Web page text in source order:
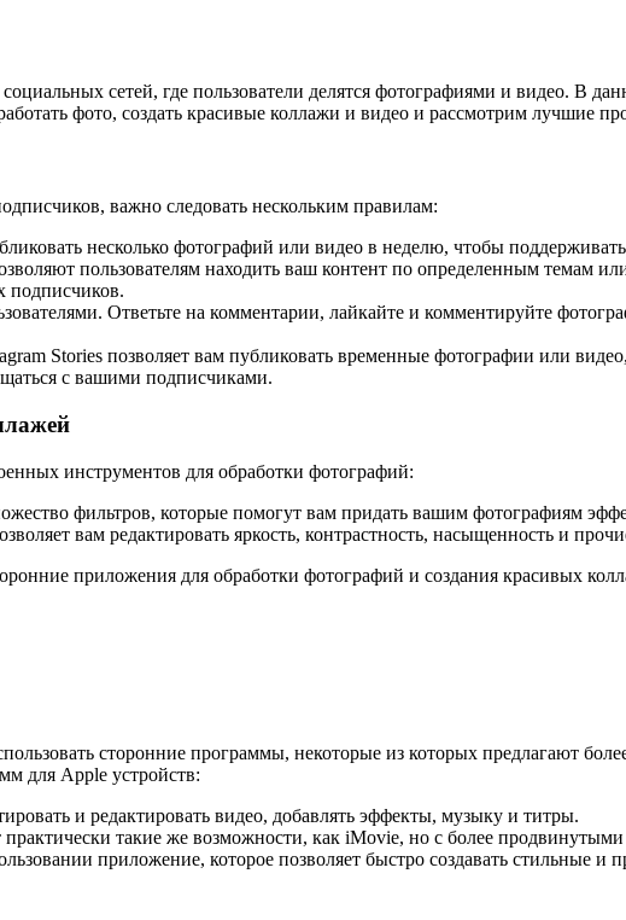
сетей, где пользователи делятся фотографиями и видео. В
фото, создать красивые коллажи и видео и рассмотрим лучшие
важно следовать нескольким правилам:
несколько фотографий или видео в неделю, чтобы
пользователям находить ваш контент по определенным темам
подписчиков.
Ответьте на комментарии, лайкайте и комментируйте
Stories позволяет вам публиковать временные фотографии или
с вашими подписчиками.
инструментов для обработки фотографий:
фильтров, которые помогут вам придать вашим фотографиям
вам редактировать яркость, контрастность, насыщенность и
приложения для обработки фотографий и создания красивых
сторонние программы, некоторые из которых предлагают
для Apple устройств:
и редактировать видео, добавлять эффекты, музыку и титры.
практически такие же возможности, как iMovie, но с более
приложение, которое позволяет быстро создавать стильные и